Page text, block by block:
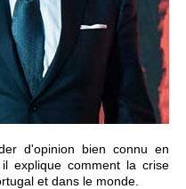
d'opinion bien connu en
explique comment la crise
et dans le monde.